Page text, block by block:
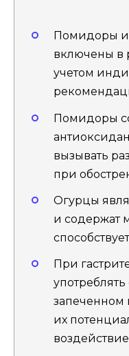
Помидоры и
включены в
учетом
Помидоры
вызывать
при
Огурцы
и содержат
При
запеченном
их